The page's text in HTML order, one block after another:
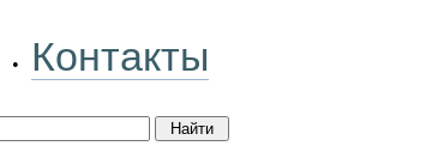
• Контакты